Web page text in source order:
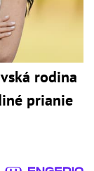
rodina
prianie